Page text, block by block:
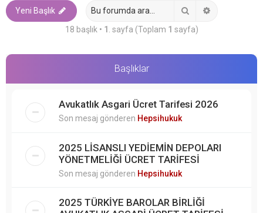
Yeni Başlık
18 başlık • 1 . sayfa (Toplam 1 sayfa)
Başlıklar
Avukatlık Asgari Ücret Tarifesi 2026
Son mesaj gönderen Hepsihukuk
2025 LİSANSLI YEDİEMİN DEPOLARI
YÖNETMELİĞİ ÜCRET TARİFESİ
Son mesaj gönderen Hepsihukuk
2025 TÜRKİYE BAROLAR BİRLİĞİ